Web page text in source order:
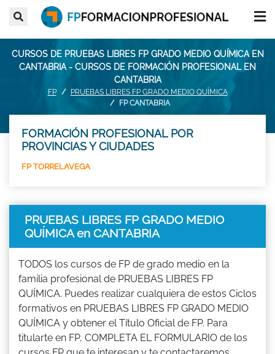
CURSOS DE PRUEBAS LIBRES FP GRADO MEDIO QUÍMICA EN
CANTABRIA - CURSOS DE FORMACIÓN PROFESIONAL EN
CANTABRIA
FP
PRUEBAS LIBRES FP GRADO MEDIO QUÍMICA
FP CANTABRIA
FORMACIÓN PROFESIONAL POR
PROVINCIAS Y CIUDADES
FP TORRELAVEGA
PRUEBAS LIBRES FP GRADO MEDIO
QUÍMICA en CANTABRIA
TODOS los cursos de FP de grado medio en la
familia profesional de PRUEBAS LIBRES FP
QUÍMICA. Puedes realizar cualquiera de estos Ciclos
formativos en PRUEBAS LIBRES FP GRADO MEDIO
QUÍMICA y obtener el Título Oficial de FP. Para
titularte en FP, COMPLETA EL FORMULARIO de los